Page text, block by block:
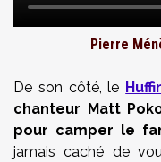
Pierre
De son côté, le
chanteur Matt
pour camper le
jamais caché de